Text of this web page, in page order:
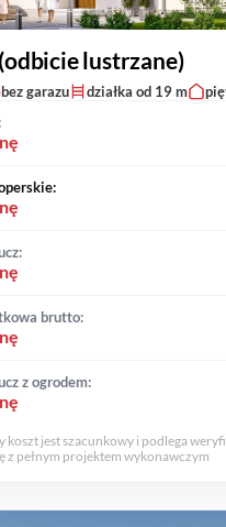
lustrzane)
bez garazu działka od 19 m
brutto:
z ogrodem:
koszt jest szacunkowy i podlega
z pełnym projektem wykonawczym